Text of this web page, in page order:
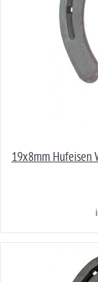
19x8mm Hufeisen